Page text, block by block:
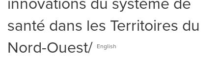
santé dans les Territoires du
Nord-Ouest/ English